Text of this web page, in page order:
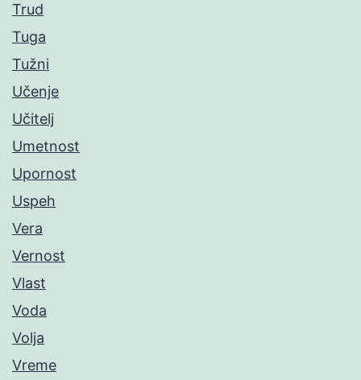
Trud
Tuga
Tužni
Učenje
Učitelj
Umetnost
Upornost
Uspeh
Vera
Vernost
Vlast
Voda
Volja
Vreme